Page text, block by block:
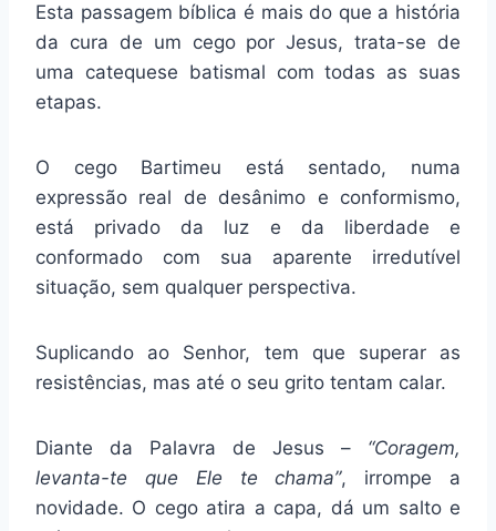
Esta passagem bíblica é mais do que a história
da cura de um cego por Jesus, trata-se de
uma catequese batismal com todas as suas
etapas.
O cego Bartimeu está sentado, numa
expressão real de desânimo e conformismo,
está privado da luz e da liberdade e
conformado com sua aparente irredutível
situação, sem qualquer perspectiva.
Suplicando ao Senhor, tem que superar as
resistências, mas até o seu grito tentam calar.
Diante da Palavra de Jesus – “Coragem,
levanta-te que Ele te chama”, irrompe a
novidade. O cego atira a capa, dá um salto e